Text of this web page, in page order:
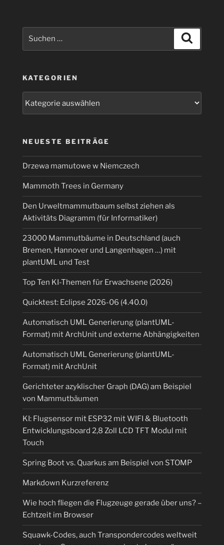
KATEGORIEN
NEUESTE BEITRÄGE
Drzewa mamutowe w Niemczech
Mammoth Trees in Germany
Den Urweltmammutbaum selbst ziehen als
Aktivitäts Diagramm (für Informatiker)
23000 Mammutbäume in Deutschland (auch
Bremen, Hannover und Langenhagen …) mit
plantUML und Test
Top Ten KI-Themen für Erwachsene (2026)
Quicktest: Eclipse 2026-06 (4.40.0)
Automatisch UML Generierung (plantUML-
Format) mit ArchUnit und externe Abhängigkeiten
Automatisch UML Generierung (plantUML-
Format) mit ArchUnit
Gerichteter azyklischer Graph (DAG) am Beispiel
von Mammutbäumen
KI: Flugsensor mit ESP32 mit WIFI & Bluetooth
Entwicklungsboard 2,8 Zoll LCD TFT Modul mit
Touch
Spring Boot vs. Quarkus am Beispiel von STOMP
Markdown Kurzreferenz
Wie hoch fliegen die Flugzeuge gerade über uns? –
Echtzeit im Browser
Squawk-Codes, auch Transpondercodes weltweit